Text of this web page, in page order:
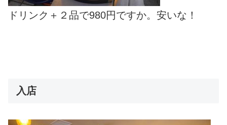
ドリンク＋２品で980円ですか。安いな！
入店